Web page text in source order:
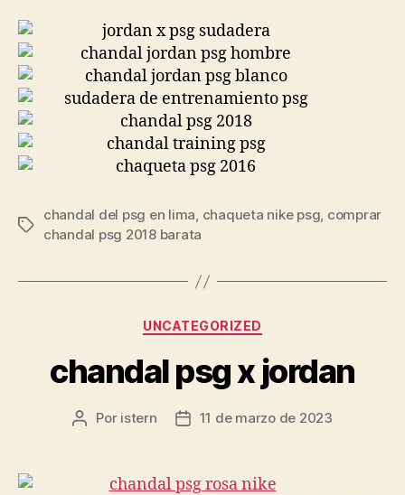
Etiquetas
chandal del psg en lima, chaqueta nike psg, comprar
chandal psg 2018 barata
Categorías
UNCATEGORIZED
chandal psg x jordan
Autor
entrada
Por istern
Fecha
entrada
11 de marzo de 2023